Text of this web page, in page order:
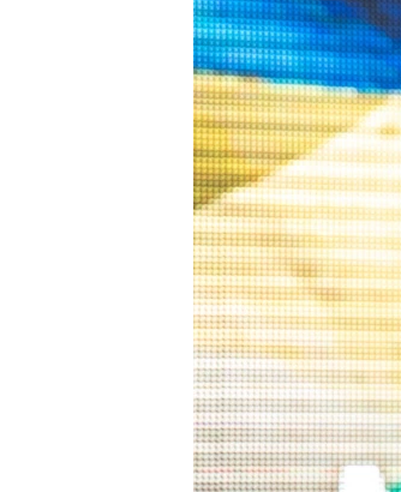
КРЫМ.НЕПОКОРЕННЫЙ
УКРАИНСКАЯ ПРОБЛЕМА КРЫМА